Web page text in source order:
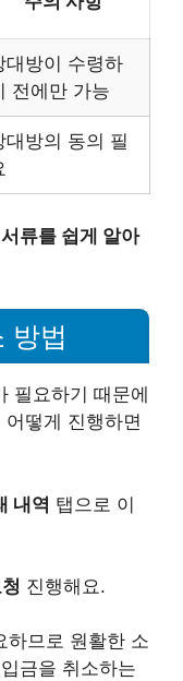
대방이 수령하
전에만 가능
대방의 동의 필
류를 쉽게 알아
방법
필요하기 때문에
떻게 진행하면
내역 탭으로 이
진행해요.
하므로 원활한 소
금을 취소하는